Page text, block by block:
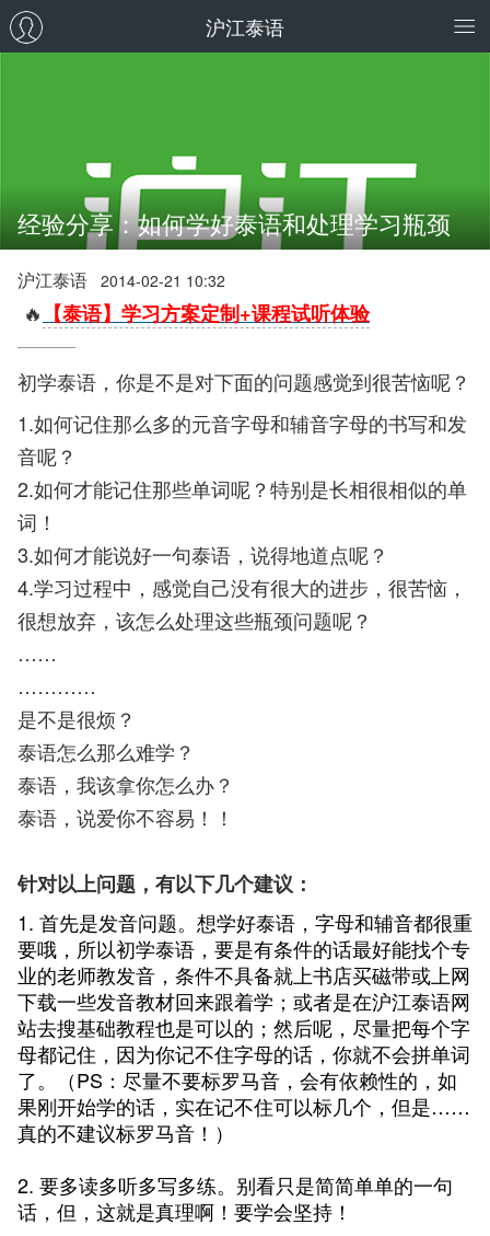
沪江泰语
经验分享：如何学好泰语和处理学习瓶颈
沪江泰语 2014-02-21 10:32
🔥 【泰语】学习方案定制+课程试听体验
初学泰语，你是不是对下面的问题感觉到很苦恼呢？
1.如何记住那么多的元音字母和辅音字母的书写和发
音呢？
2.如何才能记住那些单词呢？特别是长相很相似的单
词！
3.如何才能说好一句泰语，说得地道点呢？
4.学习过程中，感觉自己没有很大的进步，很苦恼，
很想放弃，该怎么处理这些瓶颈问题呢？
……
…………
是不是很烦？
泰语怎么那么难学？
泰语，我该拿你怎么办？
泰语，说爱你不容易！！
针对以上问题，有以下几个建议：
1. 首先是发音问题。想学好泰语，字母和辅音都很重
要哦，所以初学泰语，要是有条件的话最好能找个专
业的老师教发音，条件不具备就上书店买磁带或上网
下载一些发音教材回来跟着学；或者是在沪江泰语网
站去搜基础教程也是可以的；然后呢，尽量把每个字
母都记住，因为你记不住字母的话，你就不会拼单词
了。（PS：尽量不要标罗马音，会有依赖性的，如
果刚开始学的话，实在记不住可以标几个，但是……
真的不建议标罗马音！）
2. 要多读多听多写多练。别看只是简简单单的一句
话，但，这就是真理啊！要学会坚持！